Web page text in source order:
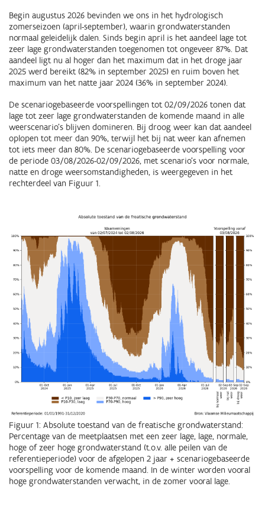
Begin augustus 2026 bevinden we ons in het hydrologisch
zomerseizoen (april-september), waarin grondwaterstanden
normaal geleidelijk dalen. Sinds begin april is het aandeel lage tot
zeer lage grondwaterstanden toegenomen tot ongeveer 87%. Dat
aandeel ligt nu al hoger dan het maximum dat in het droge jaar
2025 werd bereikt (82% in september 2025) en ruim boven het
maximum van het natte jaar 2024 (36% in september 2024).
De scenariogebaseerde voorspellingen tot 02/09/2026 tonen dat
lage tot zeer lage grondwaterstanden de komende maand in alle
weerscenario’s blijven domineren. Bij droog weer kan dat aandeel
oplopen tot meer dan 90%, terwijl het bij nat weer kan afnemen
tot iets meer dan 80%. De scenariogebaseerde voorspelling voor
de periode 03/08/2026-02/09/2026, met scenario’s voor normale,
natte en droge weersomstandigheden, is weergegeven in het
rechterdeel van Figuur 1.
Figuur 1: Absolute toestand van de freatische grondwaterstand:
Percentage van de meetplaatsen met een zeer lage, lage, normale,
hoge of zeer hoge grondwaterstand (t.o.v. alle peilen van de
referentieperiode) voor de afgelopen 2 jaar + scenariogebaseerde
voorspelling voor de komende maand. In de winter worden vooral
hoge grondwaterstanden verwacht, in de zomer vooral lage.